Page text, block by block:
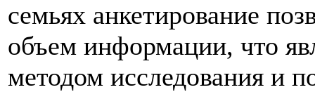
семьях анкетирование
объем информации, что
методом исследования и